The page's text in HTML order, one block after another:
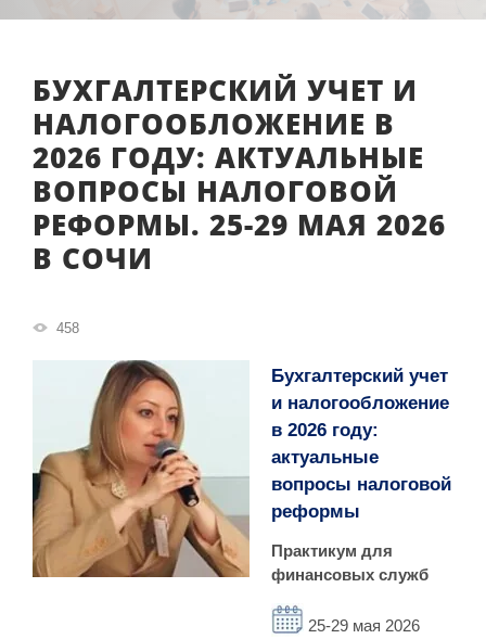
БУХГАЛТЕРСКИЙ УЧЕТ И
НАЛОГООБЛОЖЕНИЕ В
2026 ГОДУ: АКТУАЛЬНЫЕ
ВОПРОСЫ НАЛОГОВОЙ
РЕФОРМЫ. 25-29 МАЯ 2026
В СОЧИ
458
Бухгалтерский учет
и налогообложение
в 2026 году:
актуальные
вопросы налоговой
реформы
Практикум для
финансовых служб
25-29 мая 2026